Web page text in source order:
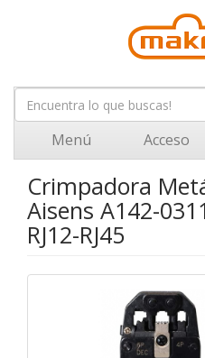
Menú Acceso
Crimpadora
Aisens A142-
RJ12-RJ45